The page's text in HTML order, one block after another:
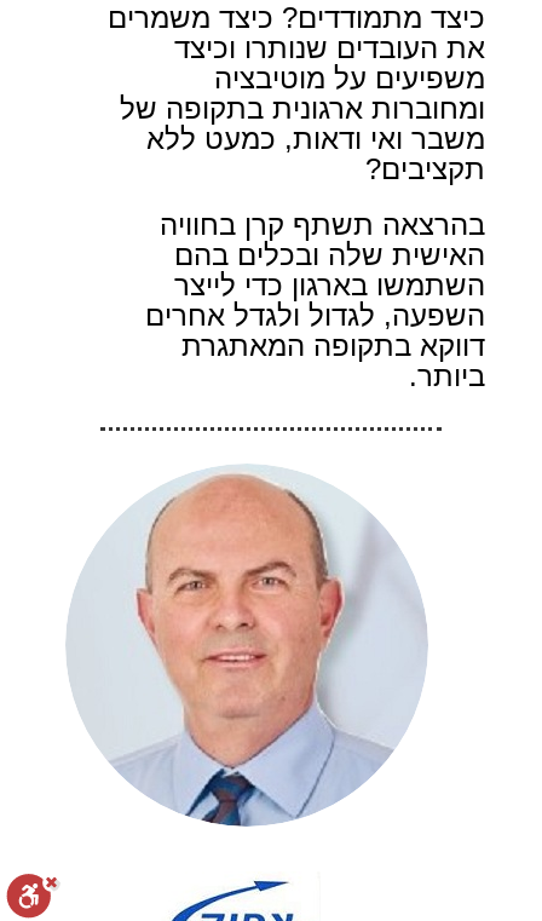
כיצד מתמודדים? כיצד משמרים
את העובדים שנותרו וכיצד
משפיעים על מוטיבציה
ומחוברות ארגונית בתקופה של
משבר ואי ודאות, כמעט ללא
תקציבים?
בהרצאה תשתף קרן בחוויה
האישית שלה ובכלים בהם
השתמשו בארגון כדי לייצר
השפעה, לגדול ולגדל אחרים
דווקא בתקופה המאתגרת
ביותר.